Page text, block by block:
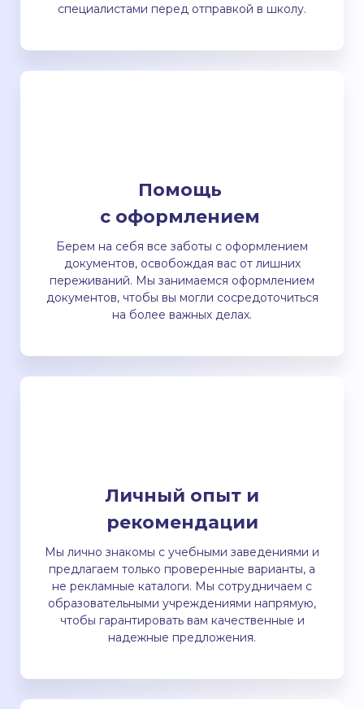
специалистами перед отправкой в школу.
Помощь
с оформлением
Берем на себя все заботы с оформлением
документов, освобождая вас от лишних
переживаний. Мы занимаемся оформлением
документов, чтобы вы могли сосредоточиться
на более важных делах.
Личный опыт и
рекомендации
Мы лично знакомы с учебными заведениями и
предлагаем только проверенные варианты, а
не рекламные каталоги. Мы сотрудничаем с
образовательными учреждениями напрямую,
чтобы гарантировать вам качественные и
надежные предложения.